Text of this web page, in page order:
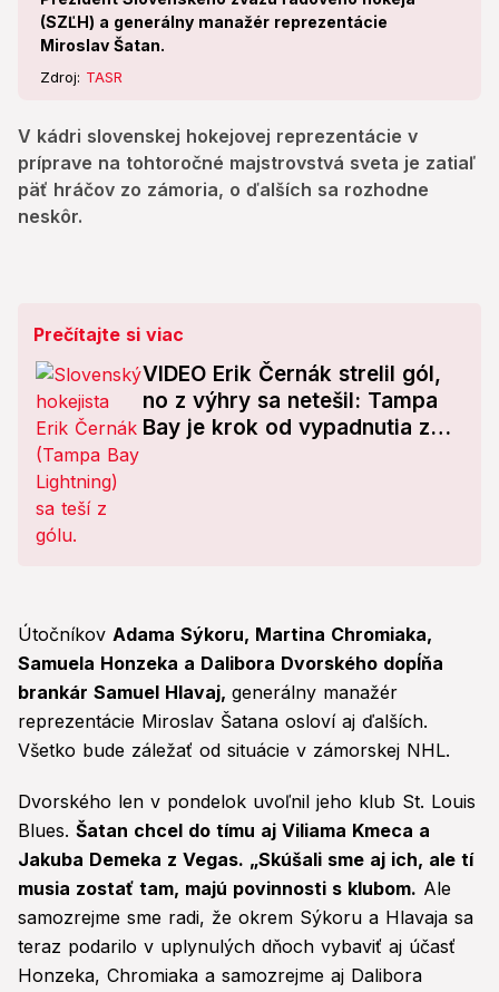
(SZĽH) a generálny manažér reprezentácie
Miroslav Šatan.
Zdroj: TASR
V kádri slovenskej hokejovej reprezentácie v
príprave na tohtoročné majstrovstvá sveta je zatiaľ
päť hráčov zo zámoria, o ďalších sa rozhodne
neskôr.
Prečítajte si viac
VIDEO Erik Černák strelil gól,
no z výhry sa netešil: Tampa
Bay je krok od vypadnutia z
Útočníkov Adama Sýkoru, Martina Chromiaka,
Samuela Honzeka a Dalibora Dvorského dopĺňa
brankár Samuel Hlavaj, generálny manažér
reprezentácie Miroslav Šatana osloví aj ďalších.
Všetko bude záležať od situácie v zámorskej NHL.
Dvorského len v pondelok uvoľnil jeho klub St. Louis
Blues. Šatan chcel do tímu aj Viliama Kmeca a
Jakuba Demeka z Vegas. „Skúšali sme aj ich, ale tí
musia zostať tam, majú povinnosti s klubom. Ale
samozrejme sme radi, že okrem Sýkoru a Hlavaja sa
teraz podarilo v uplynulých dňoch vybaviť aj účasť
Honzeka, Chromiaka a samozrejme aj Dalibora